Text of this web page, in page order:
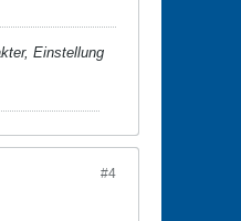
Einstellung
#4